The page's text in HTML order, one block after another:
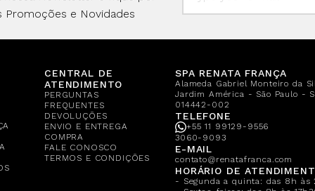
Promoções e Novidades
CENTRAL DE
ATENDIMENTO
PERGUNTAS
FREQUENTES
DEVOLUÇÕES
ENVIO E ENTREGA
COMPRA
FALE CONOSCO
TERMOS E CONDIÇÕES
SPA RENATA FRANÇA
Alameda Gabriel Monteiro da
Jardim América - São Paulo -
014442-002
TELEFONE
+55 11 99129-9556
3060-9093
E-MAIL
contato@renatafranca.com
HORÁRIO DE
- Segunda a quinta: das 8h às